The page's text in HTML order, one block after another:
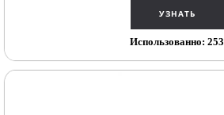
Использованно: 253